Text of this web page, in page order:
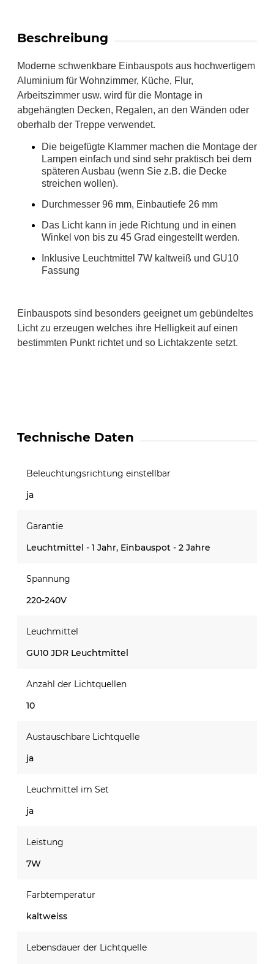
Beschreibung
Moderne schwenkbare Einbauspots aus hochwertigem
Aluminium für Wohnzimmer, Küche, Flur,
Arbeitszimmer usw. wird für die Montage in
abgehängten Decken, Regalen, an den Wänden oder
oberhalb der Treppe verwendet.
Die beigefügte Klammer machen die Montage der
Lampen einfach und sind sehr praktisch bei dem
späteren Ausbau (wenn Sie z.B. die Decke
streichen wollen).
Durchmesser 96 mm, Einbautiefe 26 mm
Das Licht kann in jede Richtung und in einen
Winkel von bis zu 45 Grad eingestellt werden.
Inklusive Leuchtmittel 7W kaltweiß und GU10
Fassung
Einbauspots sind besonders geeignet um gebündeltes
Licht zu erzeugen welches ihre Helligkeit auf einen
bestimmten Punkt richtet und so Lichtakzente setzt.
Technische Daten
Beleuchtungsrichtung einstellbar
ja
Garantie
Leuchtmittel - 1 Jahr, Einbauspot - 2 Jahre
Spannung
220-240V
Leuchmittel
GU10 JDR Leuchtmittel
Anzahl der Lichtquellen
10
Austauschbare Lichtquelle
ja
Leuchmittel im Set
ja
Leistung
7W
Farbtemperatur
kaltweiss
Lebensdauer der Lichtquelle